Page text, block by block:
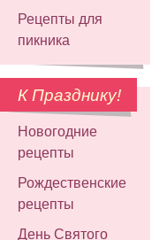
Рецепты для
пикника
К Празднику!
Новогодние
рецепты
Рождественские
рецепты
День Святого